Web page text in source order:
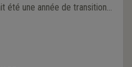
été une année de transition
sont nécessaires afin